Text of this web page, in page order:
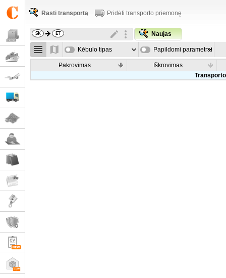
Rasti transportą Pridėti transporto priemonę
Naujas
Kėbulo tipas Papildomi parametrai
Pakrovimas
Iškrovimas